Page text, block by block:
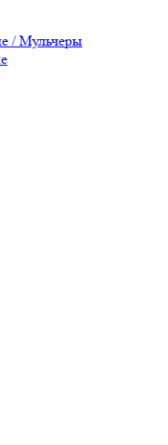
/ Мульчеры